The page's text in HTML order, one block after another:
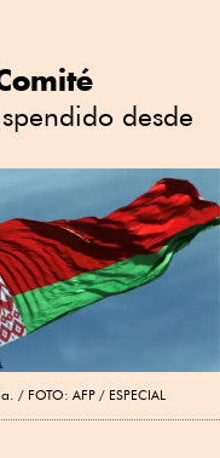
desde
FOTO: AFP / ESPECIAL